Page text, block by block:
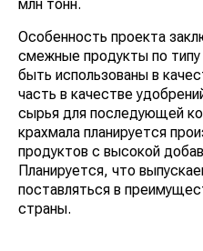
млн тонн.
Особенность проекта
смежные продукты по
быть использованы в
часть в качестве
сырья для последующей
крахмала планируется
продуктов с высокой
Планируется, что
поставляться в
страны.